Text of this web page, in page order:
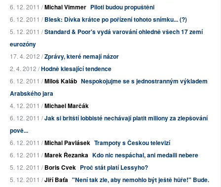
6. 12. 2011 /Michal Vimmer Piloti budou propuštěni
6. 12. 2011 /Blesk: Dívka krátce po pořízení tohoto snímku... (?)
5. 12. 2011 /Standard & Poor's vydá varování ohledně všech 17 zemí
eurozóny
17. 4. 2012 /Zprávy, které nemají názor
2. 4. 2012 /Hodně klesající tendence
6. 12. 2011 /Miloš Kaláb Nespokojujme se s jednostranným výkladem
Arabského jara
4. 12. 2011 /Michael Marčák
6. 12. 2011 /Jak si britští lobbisté nechávají platit miliony za zlepšování
pově...
6. 12. 2011 /Michal Pavlásek Trampoty s Českou televizí
6. 12. 2011 /Marek Řezanka Kdo nic nespáchal, ani medaili nebere
5. 12. 2011 /Boris Cvek Proč stát platí Lessyho?
5. 12. 2011 /Jiří Baťa "Není tak zle, aby nemohlo být ještě hůře!" Bude.